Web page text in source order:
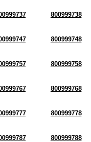
800999738
800999748
800999758
800999768
800999778
800999788